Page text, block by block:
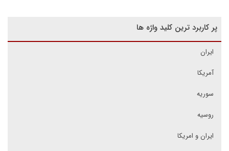
پر کاربرد ترین کلید واژه ها
ایران
آمریکا
سوریه
روسیه
ایران و امریکا